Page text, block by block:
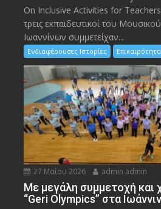
On Inclusive Activities for
τρεις εκπαιδευτικοί του
Ιωαννίνων συμμετείχαν...
Ενδιαφέρουσες Ιστορίες Επικαιρότητα
27 Μαΐου 2026 admin admin
Με μεγάλη συμμετοχή και
“Geri Olympics” στα